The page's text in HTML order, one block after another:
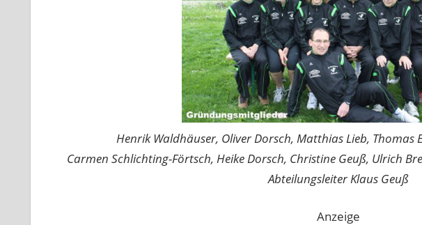
Henrik Waldhäuser, Oliver Dorsch, Matthias Lieb, Thomas
Carmen Schlichting-Förtsch, Heike Dorsch, Christine Geuß, Ulrich
Abteilungsleiter Klaus Geuß
Anzeige